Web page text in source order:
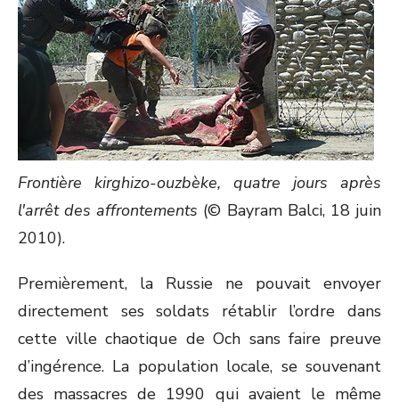
Frontière kirghizo-ouzbèke, quatre jours après
l'arrêt des affrontements (© Bayram Balci, 18 juin
2010).
Premièrement, la Russie ne pouvait envoyer
directement ses soldats rétablir l’ordre dans
cette ville chaotique de Och sans faire preuve
d’ingérence. La population locale, se souvenant
des massacres de 1990 qui avaient le même